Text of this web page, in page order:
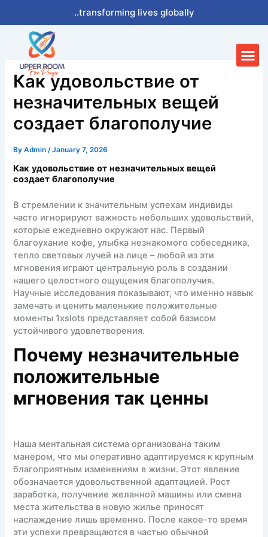
content
..transforming lives globally
Как удовольствие от
незначительных вещей
создает благополучие
ByAdmin/January 7, 2026
Как удовольствие от незначительных вещей
создает благополучие
В стремлении к значительным успехам индивиды
часто игнорируют важность небольших удовольствий,
которые ежедневно окружают нас. Первый
благоухание кофе, улыбка незнакомого собеседника,
тепло световых лучей на лице – любой из эти
мгновения играют центральную роль в создании
нашего целостного ощущения благополучия.
Научные исследования показывают, что именно навык
замечать и ценить маленькие положительные
моменты 1xslots представляет собой базисом
устойчивого удовлетворения.
Почему незначительные
положительные
мгновения так ценны
Наша ментальная система организована таким
манером, что мы оперативно адаптируемся к крупным
благоприятным изменениям в жизни. Этот явление
обозначается удовольственной адаптацией. Рост
заработка, получение желанной машины или смена
места жительства в новую жилье приносят
наслаждение лишь временно. После какое-то время
эти успехи превращаются в частью обычной